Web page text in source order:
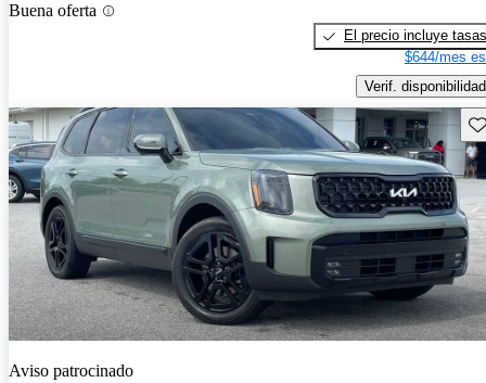
Buena oferta
El precio incluye tasas
$644/mes
Verif. disponibilidad
Aviso patrocinado